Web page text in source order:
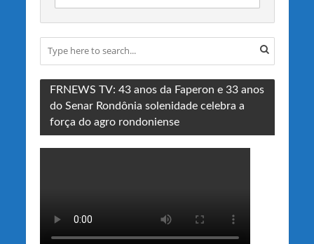
FRNEWS TV: 43 anos da Faperon e 33 anos
do Senar Rondônia solenidade celebra a
força do agro rondoniense